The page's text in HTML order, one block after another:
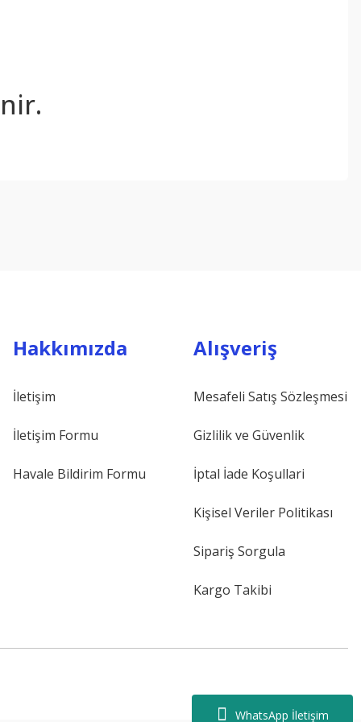
WhatsApp İletişim
Hakkımızda
İletişim
İletişim Formu
Havale Bildirim Formu
Alışveriş
Mesafeli Satış Sözleşmesi
Gizlilik ve Güvenlik
İptal İade Koşullari
Kişisel Veriler Politikası
Sipariş Sorgula
Kargo Takibi